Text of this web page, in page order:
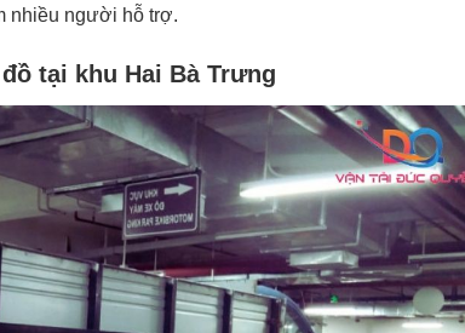
nhiều người hỗ trợ.
tại khu Hai Bà Trưng